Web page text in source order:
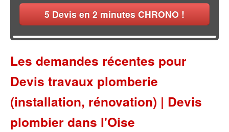
5 Devis en 2 minutes CHRONO !
Les demandes récentes pour
Devis travaux plomberie
(installation, rénovation) | Devis
plombier dans l'Oise